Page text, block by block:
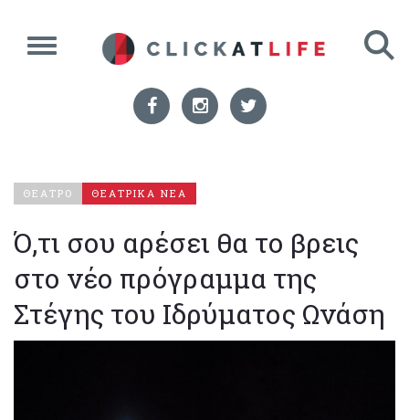
ΘΕΑΤΡΟ ΘΕΑΤΡΙΚΑ ΝΕΑ
Ό,τι σου αρέσει θα το βρεις
στο νέο πρόγραμμα της
Στέγης του Ιδρύματος Ωνάση